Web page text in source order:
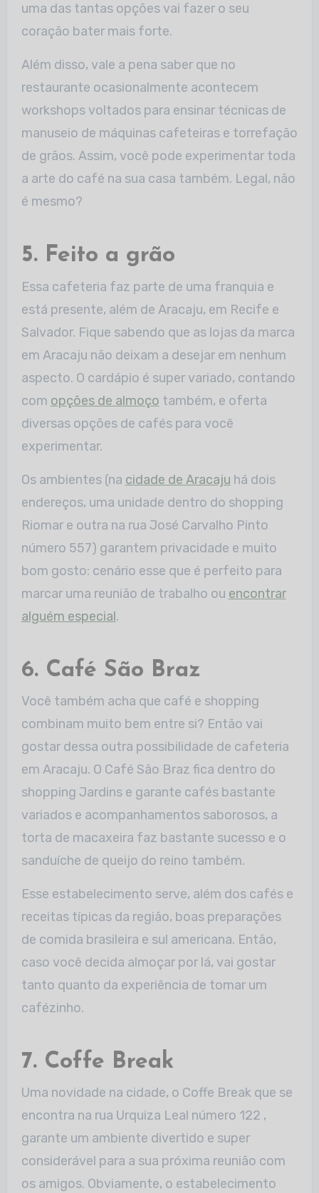
uma das tantas opções vai fazer o seu
coração bater mais forte.
Além disso, vale a pena saber que no
restaurante ocasionalmente acontecem
workshops voltados para ensinar técnicas de
manuseio de máquinas cafeteiras e torrefação
de grãos. Assim, você pode experimentar toda
a arte do café na sua casa também. Legal, não
é mesmo?
5. Feito a grão
Essa cafeteria faz parte de uma franquia e
está presente, além de Aracaju, em Recife e
Salvador. Fique sabendo que as lojas da marca
em Aracaju não deixam a desejar em nenhum
aspecto. O cardápio é super variado, contando
com opções de almoço também, e oferta
diversas opções de cafés para você
experimentar.
Os ambientes (na cidade de Aracaju há dois
endereços, uma unidade dentro do shopping
Riomar e outra na rua José Carvalho Pinto
número 557) garantem privacidade e muito
bom gosto: cenário esse que é perfeito para
marcar uma reunião de trabalho ou encontrar
alguém especial.
6. Café São Braz
Você também acha que café e shopping
combinam muito bem entre si? Então vai
gostar dessa outra possibilidade de cafeteria
em Aracaju. O Café São Braz fica dentro do
shopping Jardins e garante cafés bastante
variados e acompanhamentos saborosos, a
torta de macaxeira faz bastante sucesso e o
sanduíche de queijo do reino também.
Esse estabelecimento serve, além dos cafés e
receitas típicas da região, boas preparações
de comida brasileira e sul americana. Então,
caso você decida almoçar por lá, vai gostar
tanto quanto da experiência de tomar um
cafézinho.
7. Coffe Break
Uma novidade na cidade, o Coffe Break que se
encontra na rua Urquiza Leal número 122 ,
garante um ambiente divertido e super
considerável para a sua próxima reunião com
os amigos. Obviamente, o estabelecimento